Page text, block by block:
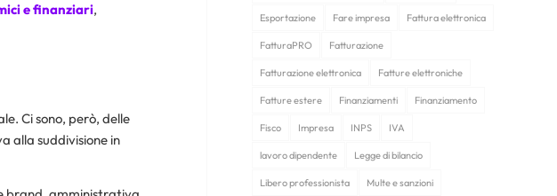
e finanziari,
Ci sono, però, delle
alla suddivisione in
Esportazione Fare impresa Fattura elettronica
FatturaPRO Fatturazione
Fatturazione elettronica Fatture elettroniche
Fatture estere Finanziamenti Finanziamento
Fisco Impresa INPS IVA
lavoro dipendente Legge di bilancio
Libero professionista Multe e sanzioni